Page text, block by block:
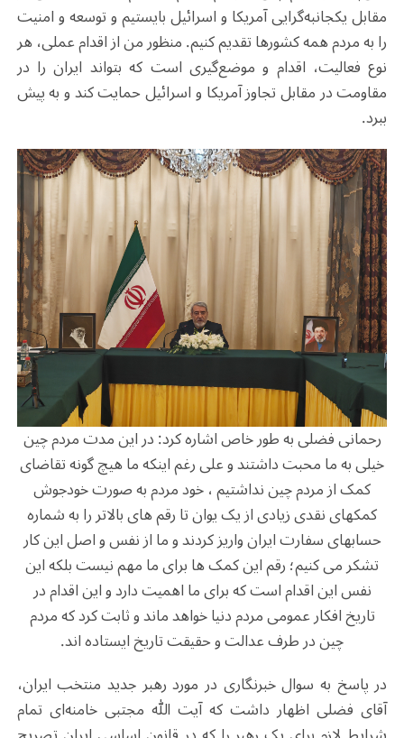
مقابل یکجانبه‌گرایی آمریکا و اسرائیل بایستیم و توسعه و امنیت
را به مردم همه کشورها تقدیم کنیم. منظور من از اقدام عملی، هر
نوع فعالیت، اقدام و موضع‌گیری است که بتواند ایران را در
مقاومت در مقابل تجاوز آمریکا و اسرائیل حمایت کند و به پیش
ببرد.
رحمانی فضلی به طور خاص اشاره کرد: در این مدت مردم چین
خیلی به ما محبت داشتند و علی رغم اینکه ما هیچ گونه تقاضای
کمک از مردم چین نداشتیم ، خود مردم به صورت خودجوش
کمکهای نقدی زیادی از یک یوان تا رقم های بالاتر را به شماره
حسابهای سفارت ایران واریز کردند و ما از نفس و اصل این کار
تشکر می کنیم؛ رقم این کمک ها برای ما مهم نیست بلکه این
نفس این اقدام است که برای ما اهمیت دارد و این اقدام در
تاریخ افکار عمومی مردم دنیا خواهد ماند و ثابت کرد که مردم
چین در طرف عدالت و حقیقت تاریخ ایستاده اند.
در پاسخ به سوال خبرنگاری در مورد رهبر جدید منتخب ایران،
آقای فضلی اظهار داشت که آیت الله مجتبی خامنه‌ای تمام